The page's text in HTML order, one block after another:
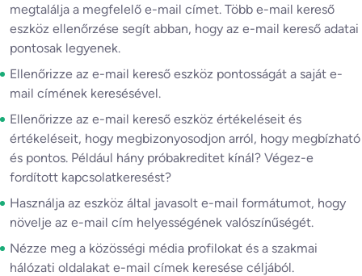
megtalálja a megfelelő e-mail címet. Több e-mail kereső
eszköz ellenőrzése segít abban, hogy az e-mail kereső adatai
pontosak legyenek.
Ellenőrizze az e-mail kereső eszköz pontosságát a saját e-
mail címének keresésével.
Ellenőrizze az e-mail kereső eszköz értékeléseit és
értékeléseit, hogy megbizonyosodjon arról, hogy megbízható
és pontos. Például hány próbakreditet kínál? Végez-e
fordított kapcsolatkeresést?
Használja az eszköz által javasolt e-mail formátumot, hogy
növelje az e-mail cím helyességének valószínűségét.
Nézze meg a közösségi média profilokat és a szakmai
hálózati oldalakat e-mail címek keresése céljából.